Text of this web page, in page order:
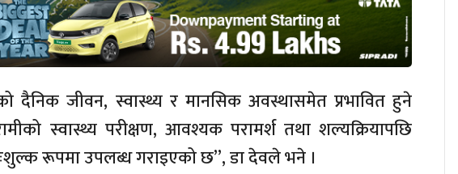
दैनिक जीवन, स्वास्थ्य र मानसिक अवस्थासमेत प्रभावित हुने
स्वास्थ्य परीक्षण, आवश्यक परामर्श तथा शल्यक्रियापछि
रूपमा उपलब्ध गराइएको छ”, डा देवले भने ।